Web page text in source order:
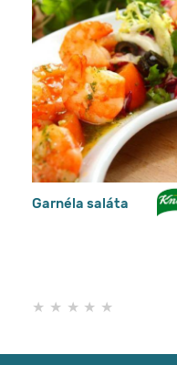
értékelést
Garnéla saláta